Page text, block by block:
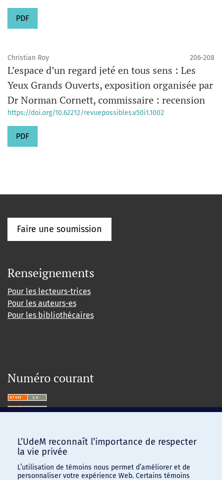
PDF
Christian Roy 206-208
L’espace d’un regard jeté en tous sens : Les
Yeux Grands Ouverts, exposition organisée par
Dr Norman Cornett, commissaire : recension
https://doi.org/10.62212/revuepossibles.v50i1.1002
PDF
Faire une soumission
Renseignements
Pour les lecteurs-trices
Pour les auteurs-es
Pour les bibliothécaires
Numéro courant
L’UdeM reconnaît l’importance de respecter
la vie privée
L’utilisation de témoins nous permet d’améliorer et de
personnaliser votre expérience Web. Certains témoins